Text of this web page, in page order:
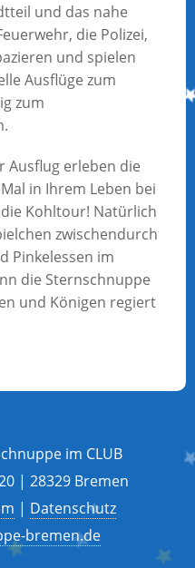
und das nahe
die Polizei,
und spielen
Ausflüge zum
zum
Ausflug erleben die
in Ihrem Leben bei
Kohltour! Natürlich
zwischendurch
Pinkelessen im
die Sternschnuppe
und Königen regiert
im CLUB
| 28329 Bremen
| Datenschutz
bremen.de